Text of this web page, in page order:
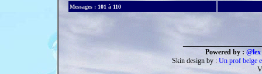
Messages : 101 à 110
Powered by :
Skin design by : Un prof belge